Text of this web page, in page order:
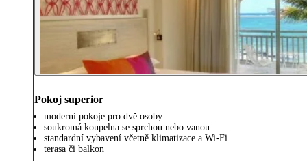
Pokoj superior
moderní pokoje pro dvě osoby
soukromá koupelna se sprchou nebo vanou
standardní vybavení včetně klimatizace a Wi-Fi
terasa či balkon